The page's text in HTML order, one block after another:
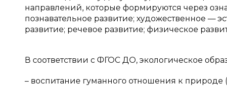
направлений, которые формируются через
познавательное развитие; художественное —
развитие; речевое развитие; физическое
В соответствии с ФГОС ДО, экологическое
– воспитание гуманного отношения к